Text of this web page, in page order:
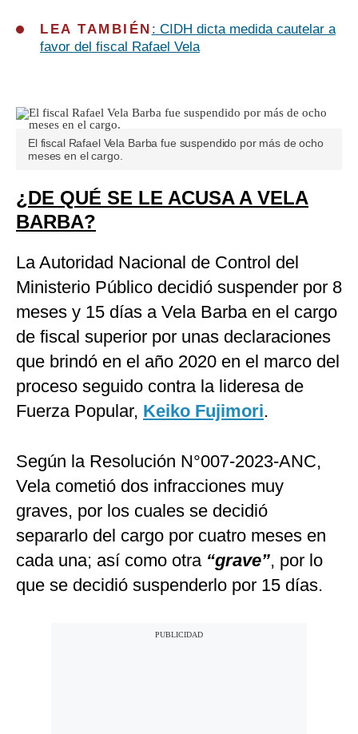
LEA TAMBIÉN : CIDH dicta medida cautelar a
favor del fiscal Rafael Vela
El fiscal Rafael Vela Barba fue suspendido por más de ocho
meses en el cargo.
¿DE QUÉ SE LE ACUSA A VELA
BARBA?
La Autoridad Nacional de Control del
Ministerio Público decidió suspender por 8
meses y 15 días a Vela Barba en el cargo
de fiscal superior por unas declaraciones
que brindó en el año 2020 en el marco del
proceso seguido contra la lideresa de
Fuerza Popular, Keiko Fujimori.
Según la Resolución N°007-2023-ANC,
Vela cometió dos infracciones muy
graves, por los cuales se decidió
separarlo del cargo por cuatro meses en
cada una; así como otra “grave”, por lo
que se decidió suspenderlo por 15 días.